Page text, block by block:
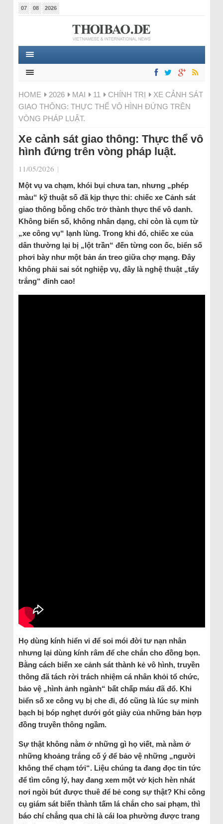
07 08 2026
HOME 2026 MAI 11 CHÍNH TRỊ
XE CẢNH SÁT
GIAO THÔNG: THỰC THỂ VÔ HÌNH ĐỨNG TRÊN
VÒNG PHÁP LUẬT.
Xe cảnh sát giao thông: Thực thể vô
hình đứng trên vòng pháp luật.
11/05/2026 |
Một vụ va chạm, khói bụi chưa tan, nhưng „phép
màu“ kỹ thuật số đã kịp thực thi: chiếc xe Cảnh sát
giao thông bỗng chốc trở thành thực thể vô danh.
Không biển số, không nhân dạng, chỉ còn là cụm từ
„xe công vụ“ lạnh lùng. Trong khi đó, chiếc xe của
dân thường lại bị „lột trần“ đến từng con ốc, biển số
phơi bày như một bản án treo giữa chợ mạng. Đây
không phải sai sót nghiệp vụ, đây là nghệ thuật „tẩy
trắng“ đỉnh cao!
Họ dùng kính hiển vi để soi mói đời tư nạn nhân
nhưng lại dùng kính râm để che chắn cho đồng bọn.
Bằng cách biến xe cảnh sát thành kẻ vô hình, truyền
thông đã tách rời trách nhiệm cá nhân khỏi tổ chức,
bảo vệ „hình ảnh ngành“ bất chấp máu đã đổ. Khi
biển số xe công vụ bị che đi, đó cũng là lúc sự minh
bạch bị bóp nghẹt dưới gót giày của những bản hợp
đồng truyền thông ngầm.
Sự thật không nằm ở những gì họ viết, mà nằm ở
những khoảng trắng cố ý để bảo vệ những „người
không thể chạm tới“. Liệu chúng ta đang đọc tin tức
để tìm công lý, hay đang xem một vở kịch hèn nhát
nơi ngòi bút được thuê để bẻ cong sự thật? Khi công
cụ giám sát biến thành tấm lá chắn cho sai phạm, thì
báo chí chẳng qua chỉ là cái loa phường được trang